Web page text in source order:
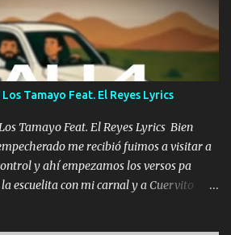
agarrar el vuelo y la mente y
un buen trago Y así es como empezamos
(Music) A vido alta y bajas La carreta
Ya me han pasado cosas Y
Pero la vida es muy corta Hay que
trabajando porque nada es...
Tamayo Feat. El Reyes Lyrics
Tamayo Feat. El Reyes Lyrics Bien
me recibió fuimos a visitar a
y ahí empezamos los versos pa
escuelita con mi carnal y a Cuervito